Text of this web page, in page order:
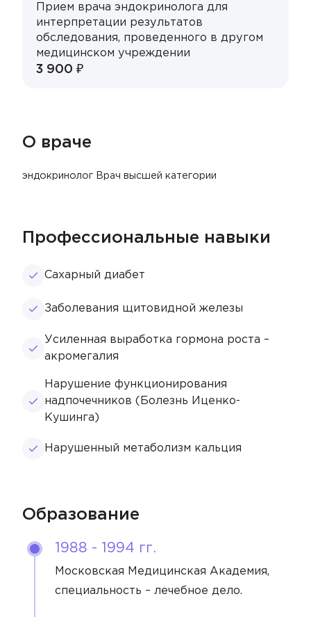
Прием врача эндокринолога для
интерпретации результатов
обследования, проведенного в другом
медицинском учреждении
3 900 ₽
О враче
эндокринолог Врач высшей категории
Профессиональные навыки
Сахарный диабет
Заболевания щитовидной железы
Усиленная выработка гормона роста –
акромегалия
Нарушение функционирования
надпочечников (Болезнь Иценко-
Кушинга)
Нарушенный метаболизм кальция
Образование
1988 - 1994 гг.
Московская Медицинская Академия,
специальность – лечебное дело.